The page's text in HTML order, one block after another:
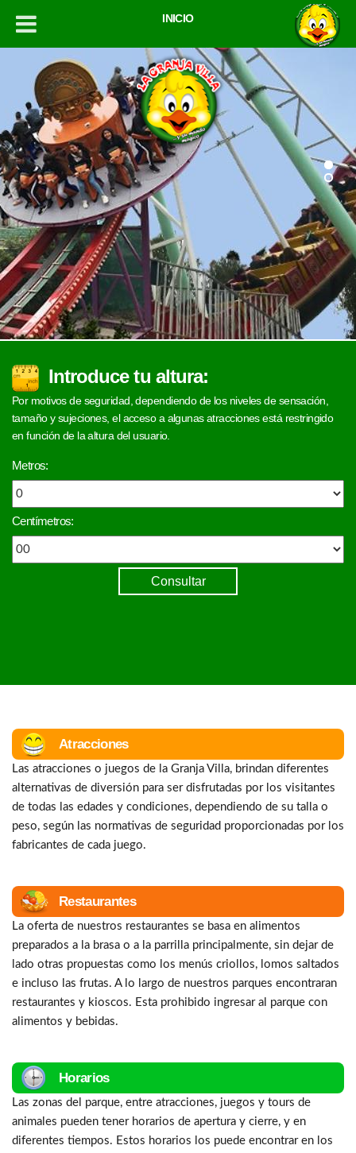
INICIO
Introduce tu altura:
Por motivos de seguridad, dependiendo de los niveles de sensación,
tamaño y sujeciones, el acceso a algunas atracciones está restringido
en función de la altura del usuario.
Metros:
Centímetros:
Consultar
Atracciones
Las atracciones o juegos de la Granja Villa, brindan diferentes
alternativas de diversión para ser disfrutadas por los visitantes
de todas las edades y condiciones, dependiendo de su talla o
peso, según las normativas de seguridad proporcionadas por los
fabricantes de cada juego.
Restaurantes
La oferta de nuestros restaurantes se basa en alimentos
preparados a la brasa o a la parrilla principalmente, sin dejar de
lado otras propuestas como los menús criollos, lomos saltados
e incluso las frutas. A lo largo de nuestros parques encontraran
restaurantes y kioscos. Esta prohibido ingresar al parque con
alimentos y bebidas.
Horarios
Las zonas del parque, entre atracciones, juegos y tours de
animales pueden tener horarios de apertura y cierre, y en
diferentes tiempos. Estos horarios los puede encontrar en los